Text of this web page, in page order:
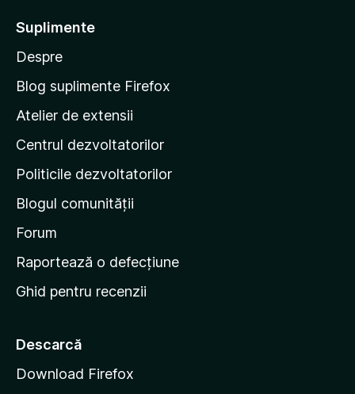
t
p
e
a
g
i
a
d
e
t
r
M
Suplimente
Despre
Blog suplimente Firefox
Atelier de extensii
Centrul dezvoltatorilor
Politicile dezvoltatorilor
Blogul comunității
Forum
Raportează o defecțiune
Ghid pentru recenzii
Descarcă
Download Firefox